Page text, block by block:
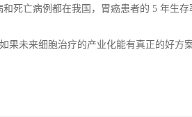
死亡病例都在我国，胃癌患者的 5 年生存
果未来细胞治疗的产业化能有真正的好方